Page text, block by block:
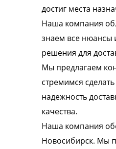
достиг места
Наша компания
знаем все нюансы
решения для
Мы предлагаем
стремимся
надежность
качества.
Наша компания
Новосибирск. Мы